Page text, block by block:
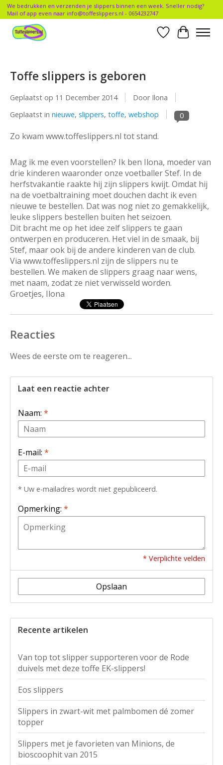
We bedrukken en verzenden je slippers binnen een week. Sneller nodig?
Mail of app even naar info@toffeslippers.nl - 0654232747
Verlanglijst
Toffe slippers is geboren
Geplaatst op 11 December 2014
Door Ilona
Geplaatst in nieuwe, slippers, toffe, webshop 0
Zo kwam www.toffeslippers.nl tot stand.
Mag ik me even voorstellen? Ik ben Ilona, moeder van
drie kinderen waaronder onze voetballer Stef. In de
herfstvakantie raakte hij zijn slippers kwijt. Omdat hij
na de voetbaltraining moet douchen dacht ik even
nieuwe te bestellen. Dat was nog niet zo gemakkelijk,
leuke slippers bestellen buiten het seizoen.
Dit bracht me op het idee zelf slippers te gaan
ontwerpen en produceren. Het viel in de smaak, bij
Stef, maar ook bij de andere kinderen van de club.
Via www.toffeslippers.nl zijn de slippers nu te
bestellen. We maken de slippers graag naar wens,
met naam, zodat ze niet verwisseld worden.
Groetjes, Ilona
Reacties
Wees de eerste om te reageren...
Laat een reactie achter
Naam: *
E-mail: *
* Uw e-mailadres wordt niet gepubliceerd.
Opmerking: *
* Verplichte velden
Opslaan
Recente artikelen
Van top tot slipper supporteren voor de Rode
duivels met deze toffe EK-slippers!
Eos slippers
Slippers in zwart-wit met palmbomen dé zomer
topper
Slippers met je favorieten van Minions, de
bioscoophit van 2015